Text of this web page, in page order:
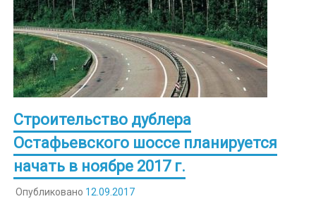
Строительство дублера
Остафьевского шоссе планируется
начать в ноябре 2017 г.
Опубликовано 12.09.2017